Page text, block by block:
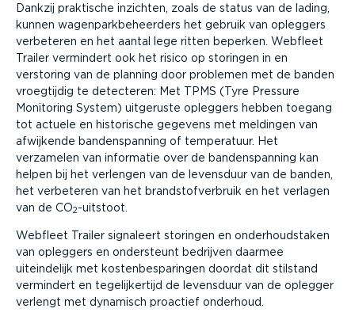
Dankzij praktische inzichten, zoals de status van de lading,
kunnen wagenparkbeheerders het gebruik van opleggers
verbeteren en het aantal lege ritten beperken. Webfleet
Trailer vermindert ook het risico op storingen in en
verstoring van de planning door problemen met de banden
vroegtijdig te detecteren: Met TPMS (Tyre Pressure
Monitoring System) uitgeruste opleggers hebben toegang
tot actuele en historische gegevens met meldingen van
afwijkende bandenspanning of temperatuur. Het
verzamelen van informatie over de bandenspanning kan
helpen bij het verlengen van de levensduur van de banden,
het verbeteren van het brandstofverbruik en het verlagen
van de CO2-uitstoot.
Webfleet Trailer signaleert storingen en onderhoudstaken
van opleggers en ondersteunt bedrijven daarmee
uiteindelijk met kostenbesparingen doordat dit stilstand
vermindert en tegelijkertijd de levensduur van de oplegger
verlengt met dynamisch proactief onderhoud.